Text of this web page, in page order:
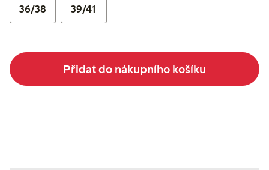
36/38 39/41
Přidat do nákupního košíku